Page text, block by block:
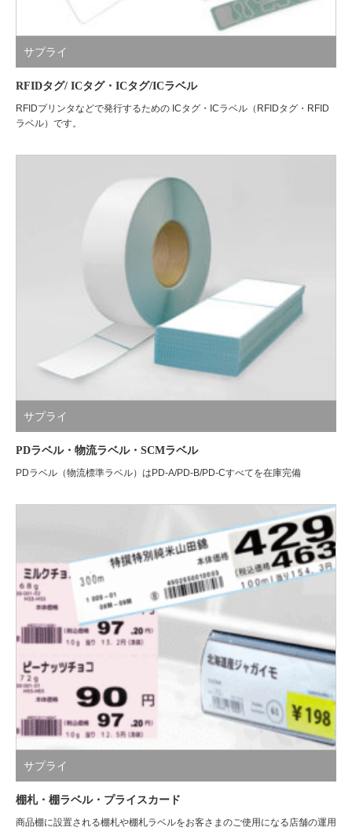
サプライ
RFIDタグ/ ICタグ・ICタグ/ICラベル
RFIDプリンタなどで発行するための ICタグ・ICラベル（RFIDタグ・RFID
ラベル）です。
サプライ
PDラベル・物流ラベル・SCMラベル
PDラベル（物流標準ラベル）はPD-A/PD-B/PD-Cすべてを在庫完備
サプライ
棚札・棚ラベル・プライスカード
商品棚に設置される棚札や棚札ラベルをお客さまのご使用になる店舗の運用